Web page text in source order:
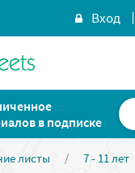
Вход
в подписке
листы / 7 - 11 лет